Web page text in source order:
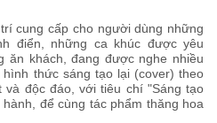
cung cấp cho người dùng những
điển, những ca khúc được yêu
ăn khách, đang được nghe nhiều
thức sáng tạo lại (cover) theo
và độc đáo, với tiêu chí "Sáng tạo
để cùng tác phẩm thăng hoa